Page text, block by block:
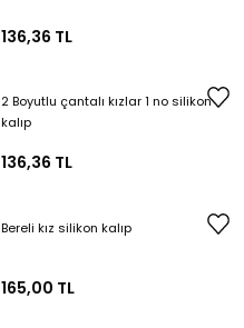
136,36 TL
2 Boyutlu çantalı kızlar 1 no silikon
kalıp
136,36 TL
Bereli kız silikon kalıp
165,00 TL